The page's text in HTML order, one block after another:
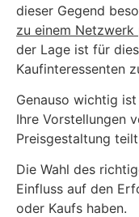
dieser Gegend
zu einem
der Lage ist für
Kaufinteressenten
Genauso wichtig
Ihre Vorstellungen
Preisgestaltung
Die Wahl des
Einfluss auf den
oder Kaufs haben.